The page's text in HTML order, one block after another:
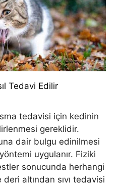
Tedavi Edilir
tedavisi için kedinin
gereklidir.
dair bulgu edinilmesi
uygulanır. Fiziki
sonucunda herhangi
altından sıvı tedavisi